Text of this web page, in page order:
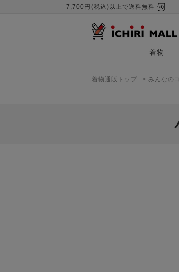
7,700円(税込)以上で送料無料
着物
着物通販トップ > みんなの